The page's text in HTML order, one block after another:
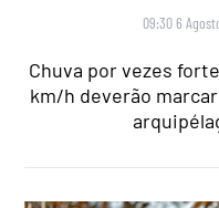
09:30 6
Chuva por vezes
km/h deverão